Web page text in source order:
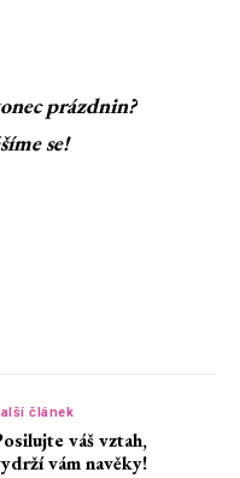
prázdnin?
se!
článek
váš vztah,
vám navěky!